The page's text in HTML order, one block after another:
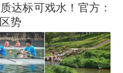
达标可戏水！官方：
势